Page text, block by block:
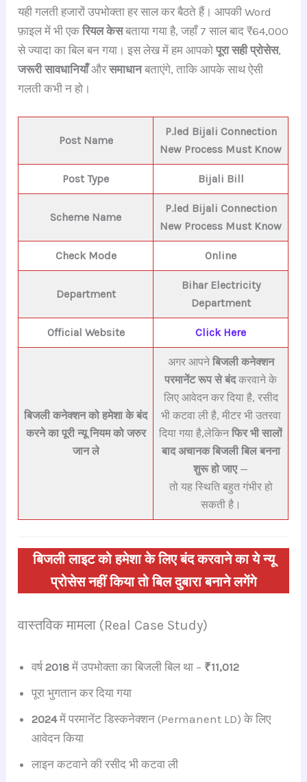
यही गलती हजारों उपभोक्ता हर साल कर बैठते हैं। आपकी Word
फ़ाइल में भी एकरियल केसबताया गया है, जहाँ 7 साल बाद ₹64,000
से ज्यादा का बिल बन गया। इस लेख में हम आपकोपूरा सही प्रोसेस,
जरूरी सावधानियाँऔरसमाधानबताएंगे, ताकि आपके साथ ऐसी
गलती कभी न हो।
Post Name
P.led Bijali Connection
New Process Must Know
Post Type Bijali Bill
Scheme Name
P.led Bijali Connection
New Process Must Know
Check Mode Online
Department
Bihar Electricity
Department
Official Website Click Here
बिजली कनेक्शन को हमेशा के बंद
करने का पूरी न्यू नियम को जरुर
जान ले
अगर आपने बिजली कनेक्शन
परमानेंट रूप से बंदकरवाने के
लिए आवेदन कर दिया है, रसीद
भी कटवा ली है, मीटर भी उतरवा
दिया गया है,लेकिनफिर भी सालों
बाद अचानक बिजली बिल बनना
शुरू हो जाए—
तो यह स्थिति बहुत गंभीर हो
सकती है।
बिजली लाइट को हमेशा के लिए बंद करवाने का ये न्यू
प्रोसेस नहीं किया तो बिल दुबारा बनाने लगेंगे
वास्तविक मामला (Real Case Study)
वर्ष2018 में उपभोक्ता का बिजली बिल था – ₹11,012
पूरा भुगतान कर दिया गया
2024में परमानेंट डिस्कनेक्शन (Permanent LD) के लिए
आवेदन किया
लाइन कटवाने की रसीद भी कटवा ली